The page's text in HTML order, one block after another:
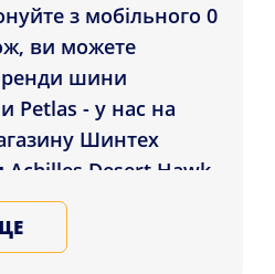
з мобільного 0
ви можете
шини
Petlas - у нас на
Шинтех
Desert Hawk
клієнтам у